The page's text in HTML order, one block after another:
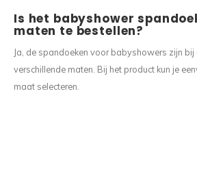
Is het babyshower
maten te bestellen?
Ja, de spandoeken voor babyshowers zijn bij
verschillende maten. Bij het product kun je
maat selecteren.